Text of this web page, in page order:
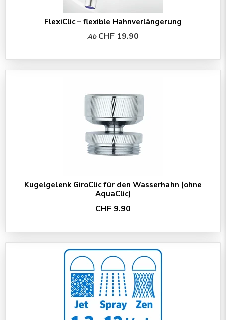
FlexiClic – flexible Hahnverlängerung
Ab CHF 19.90
Kugelgelenk GiroClic für den Wasserhahn (ohne
AquaClic)
CHF 9.90